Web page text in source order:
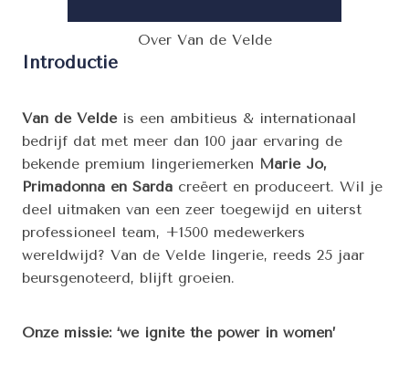
Over Van de Velde
Introductie
Van de Veldeis een ambitieus & internationaal
bedrijf dat met meer dan 100 jaar ervaring de
bekende premium lingeriemerken Marie Jo,
Primadonna en Sarda creëert en produceert. Wil je
deel uitmaken van een zeer toegewijd en uiterst
professioneel team, +1500 medewerkers
wereldwijd? Van de Velde lingerie, reeds 25 jaar
beursgenoteerd, blijft groeien.
Onze missie: ‘we ignite the power in women’